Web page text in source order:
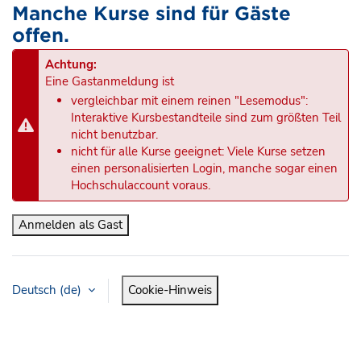
Manche Kurse sind für Gäste
offen.
Achtung:
Eine Gastanmeldung ist
vergleichbar mit einem reinen "Lesemodus":
Interaktive Kursbestandteile sind zum größten Teil
nicht benutzbar.
nicht für alle Kurse geeignet: Viele Kurse setzen
einen personalisierten Login, manche sogar einen
Hochschulaccount voraus.
Anmelden als Gast
Deutsch ‎(de)‎ Cookie-Hinweis